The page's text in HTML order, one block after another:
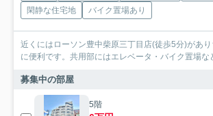
閑静な住宅地 バイク置場あり
近くにはローソン豊中柴原三丁目店(徒歩5分)があ
に便利です。共用部にはエレベータ・バイク置場な
募集中の部屋
5階